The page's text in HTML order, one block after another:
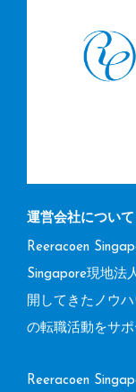
運営会社について
Reeracoen
Singapore現地法
開してきたノウ
の転職活動をサ
Reeracoen